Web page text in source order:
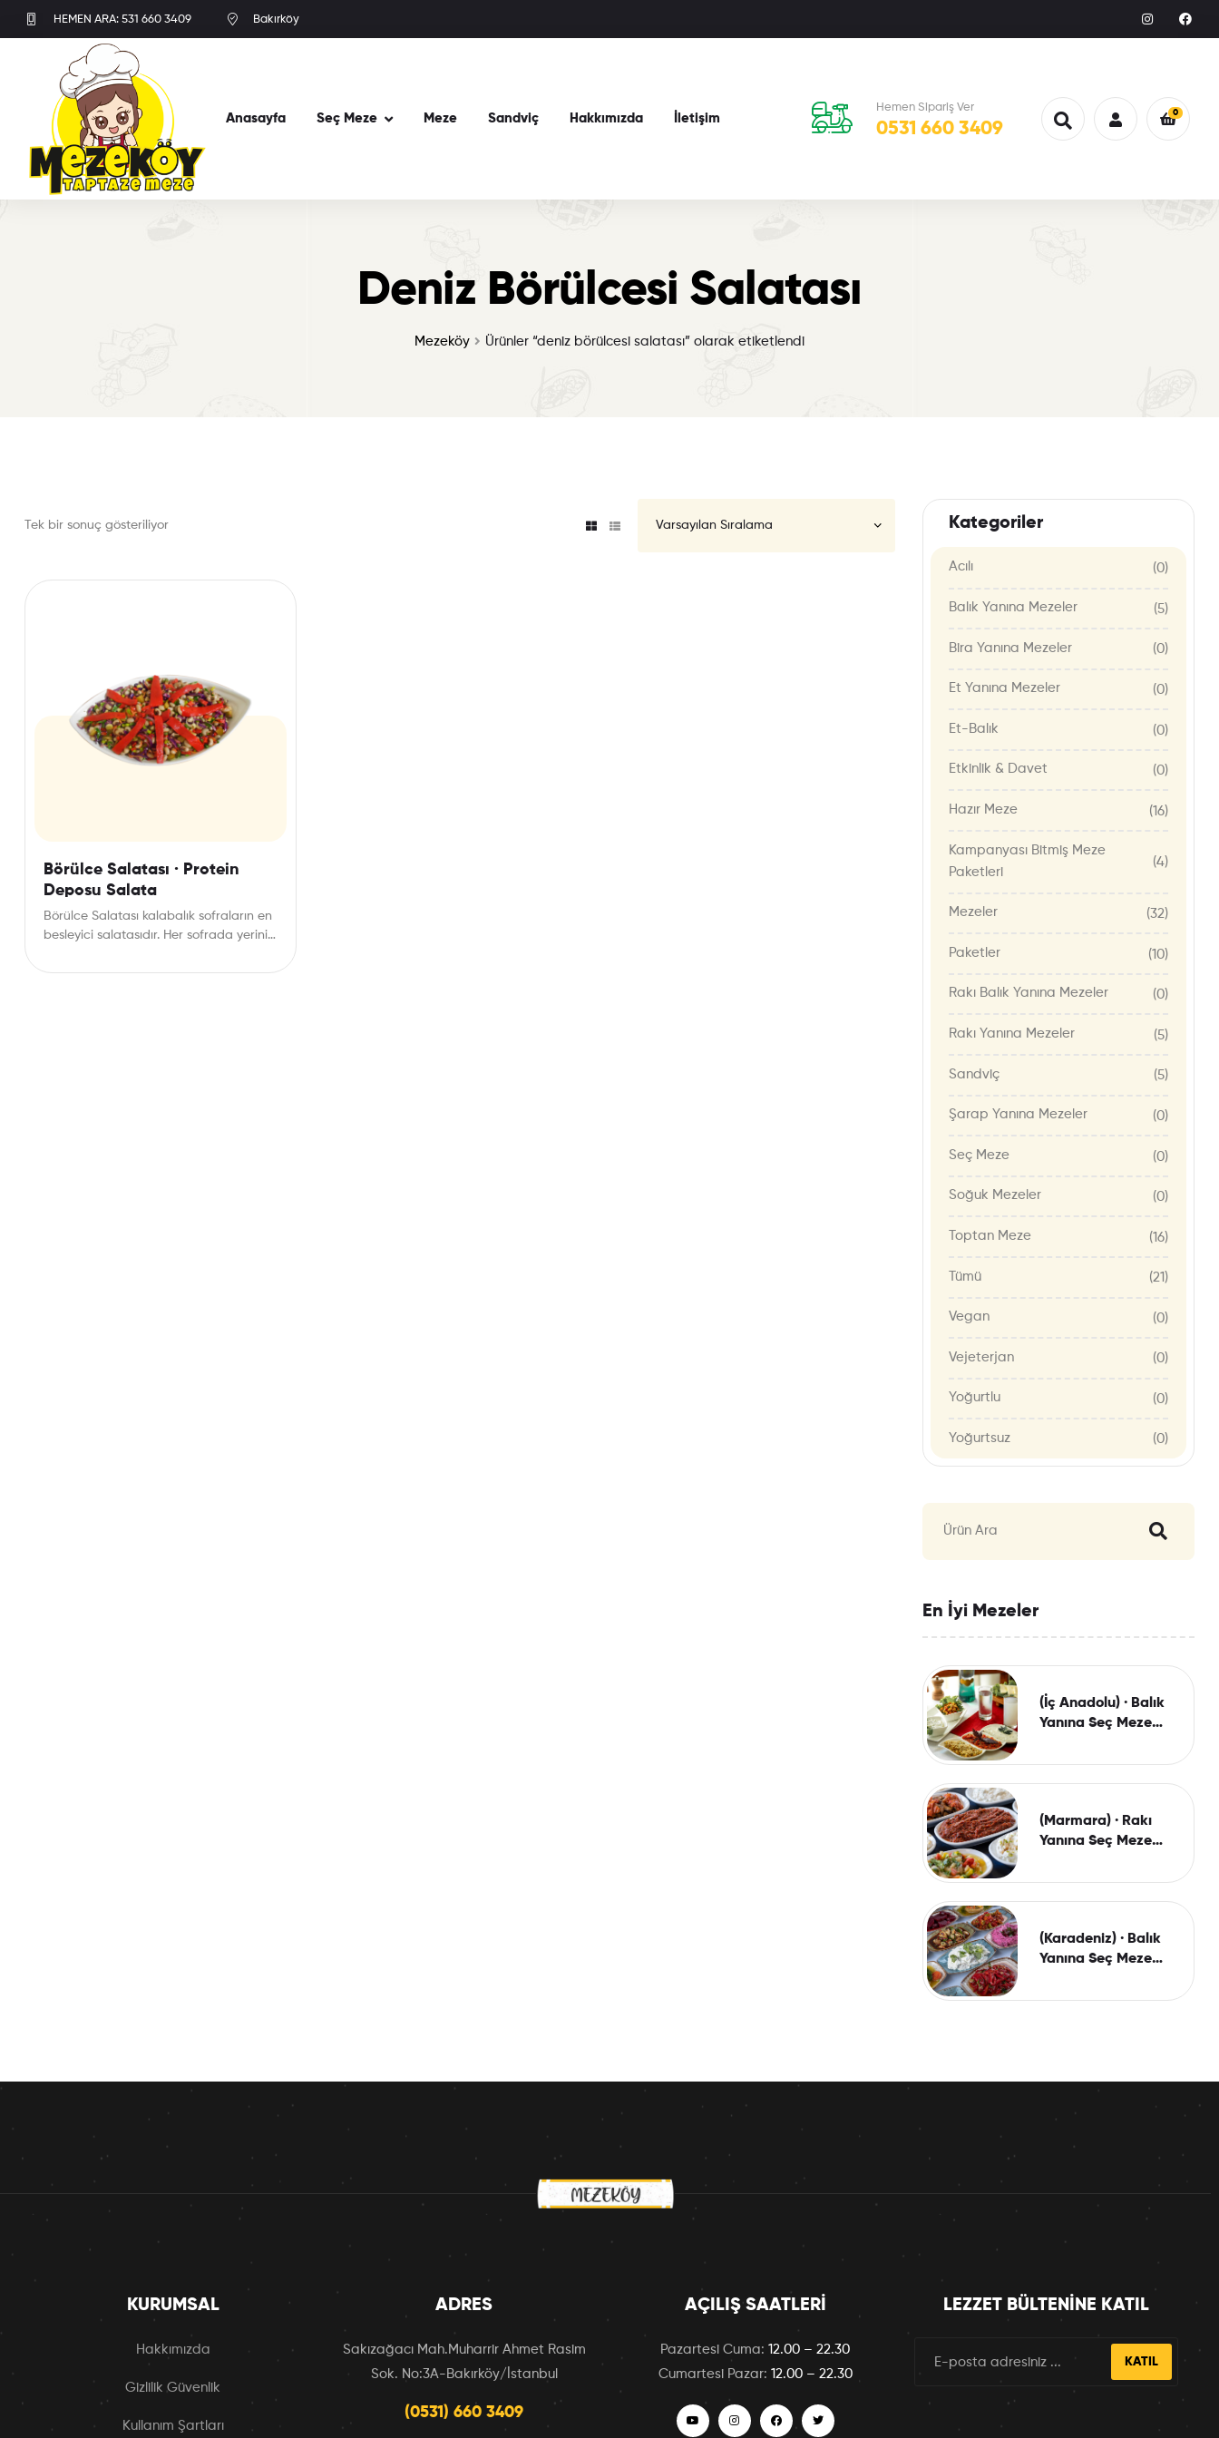
HEMEN ARA: 531 660 3409 Bakırköy
Anasayfa Seç Meze Meze Sandviç Hakkımızda İletişim
Hemen Sipariş Ver
0531 660 3409
0
Deniz Börülcesi Salatası
Mezeköy Ürünler “deniz börülcesi salatası” olarak etiketlendi
Tek bir sonuç gösteriliyor
Börülce Salatası · Protein
Deposu Salata
Börülce Salatası kalabalık sofraların en
besleyici salatasıdır. Her sofrada yerini
Kategoriler
Acılı (0)
Balık Yanına Mezeler (5)
Bira Yanına Mezeler (0)
Et Yanına Mezeler (0)
Et-Balık (0)
Etkinlik & Davet (0)
Hazır Meze (16)
Kampanyası Bitmiş Meze
Paketleri
(4)
Mezeler (32)
Paketler (10)
Rakı Balık Yanına Mezeler (0)
Rakı Yanına Mezeler (5)
Sandviç (5)
Şarap Yanına Mezeler (0)
Seç Meze (0)
Soğuk Mezeler (0)
Toptan Meze (16)
Tümü (21)
Vegan (0)
Vejeterjan (0)
Yoğurtlu (0)
Yoğurtsuz (0)
En İyi Mezeler
(İç Anadolu) · Balık
Yanına Seç Meze
(Marmara) · Rakı
Yanına Seç Meze
(Karadeniz) · Balık
Yanına Seç Meze
KURUMSAL
Hakkımızda
Gizlilik Güvenlik
Kullanım Şartları
ADRES
Sakızağacı Mah.Muharrir Ahmet Rasim
Sok. No:3A-Bakırköy/İstanbul
(0531) 660 3409
AÇILIŞ SAATLERI
Pazartesi Cuma: 12.00 – 22.30
Cumartesi Pazar: 12.00 – 22.30
LEZZET BÜLTENINE KATIL
KATIL